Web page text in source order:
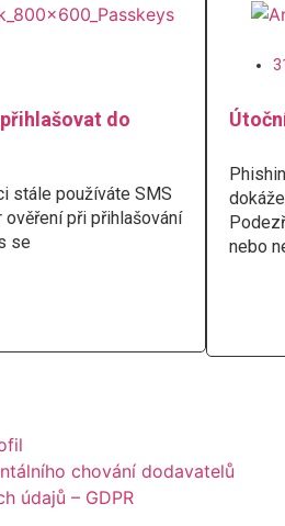
do
stále používáte SMS
při přihlašování
se
nebo
chování dodavatelů
údajů – GDPR